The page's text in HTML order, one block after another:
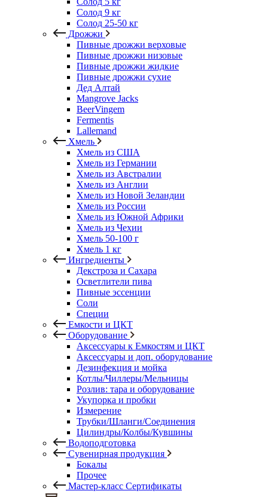
Солод 9 кг
Солод 25-50 кг
Дрожжи
Пивные дрожжи верховые
Пивные дрожжи низовые
Пивные дрожжи жидкие
Пивные дрожжи сухие
Дед Алтай
Mangrove Jacks
BeerVingem
Fermentis
Lallemand
Хмель
Хмель из США
Хмель из Германии
Хмель из Австралии
Хмель из Англии
Хмель из Новой Зеландии
Хмель из России
Хмель из Южной Африки
Хмель из Чехии
Хмель 50-100 г
Хмель 1 кг
Ингредиенты
Декстроза и Сахара
Осветлители пива
Пивные эссенции
Соли
Специи
Емкости и ЦКТ
Оборудование
Аксессуары к Емкостям и ЦКТ
Аксессуары и доп. оборудование
Дезинфекция и мойка
Котлы/Чиллеры/Мельницы
Розлив: тара и оборудование
Укупорка и пробки
Измерение
Трубки/Шланги/Соединения
Цилиндры/Колбы/Кувшины
Водоподготовка
Сувенирная продукция
Бокалы
Прочее
Мастер-класс Сертификаты